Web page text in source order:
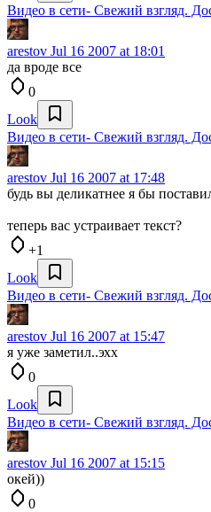
Видео в сети- Свежий взгляд.
arestov Jul 16 2007 at 18:01
да вроде все
0
Look
Видео в сети- Свежий взгляд.
arestov Jul 16 2007 at 17:48
будь вы деликатнее я бы
теперь вас устраивает текст?
+1
Look
Видео в сети- Свежий взгляд.
arestov Jul 16 2007 at 15:47
я уже заметил..эхх
0
Look
Видео в сети- Свежий взгляд.
arestov Jul 16 2007 at 15:15
окей))
0